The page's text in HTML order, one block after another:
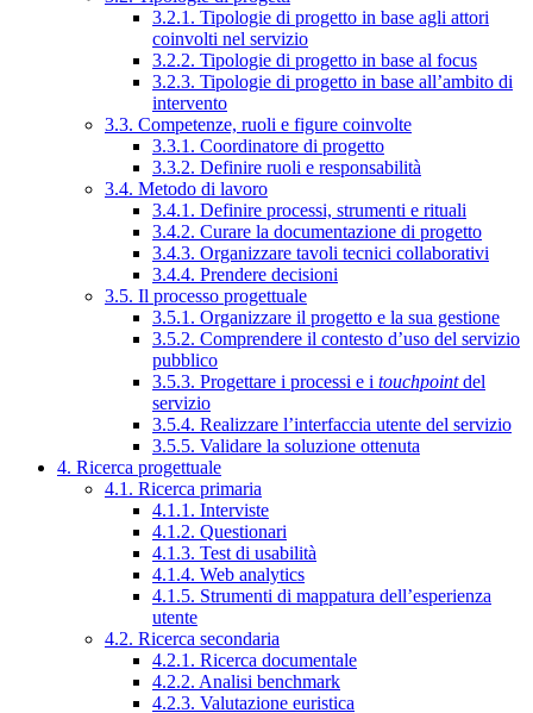
3.2.1. Tipologie di progetto in base agli attori
coinvolti nel servizio
3.2.2. Tipologie di progetto in base al focus
3.2.3. Tipologie di progetto in base all’ambito di
intervento
3.3. Competenze, ruoli e figure coinvolte
3.3.1. Coordinatore di progetto
3.3.2. Definire ruoli e responsabilità
3.4. Metodo di lavoro
3.4.1. Definire processi, strumenti e rituali
3.4.2. Curare la documentazione di progetto
3.4.3. Organizzare tavoli tecnici collaborativi
3.4.4. Prendere decisioni
3.5. Il processo progettuale
3.5.1. Organizzare il progetto e la sua gestione
3.5.2. Comprendere il contesto d’uso del servizio
pubblico
3.5.3. Progettare i processi e i touchpointdel
servizio
3.5.4. Realizzare l’interfaccia utente del servizio
3.5.5. Validare la soluzione ottenuta
4. Ricerca progettuale
4.1. Ricerca primaria
4.1.1. Interviste
4.1.2. Questionari
4.1.3. Test di usabilità
4.1.4. Web analytics
4.1.5. Strumenti di mappatura dell’esperienza
utente
4.2. Ricerca secondaria
4.2.1. Ricerca documentale
4.2.2. Analisi benchmark
4.2.3. Valutazione euristica